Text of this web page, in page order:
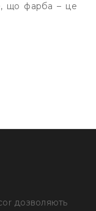
що фарба – це
дозволяють